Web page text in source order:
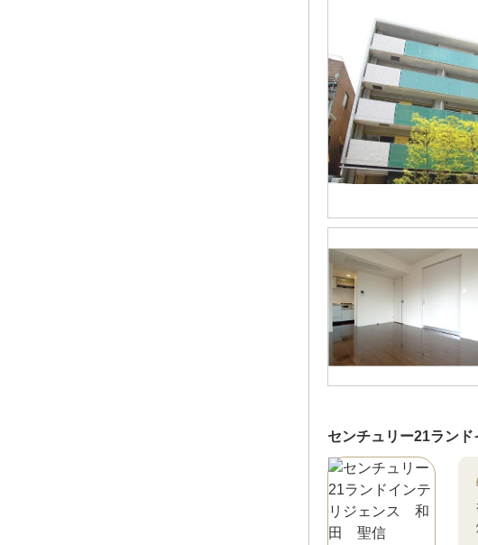
センチュリー21ラン